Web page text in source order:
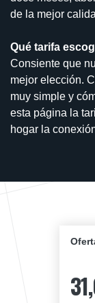
de la mejor
Qué tarifa
Consiente que
mejor elección.
muy simple y
esta página la
hogar la